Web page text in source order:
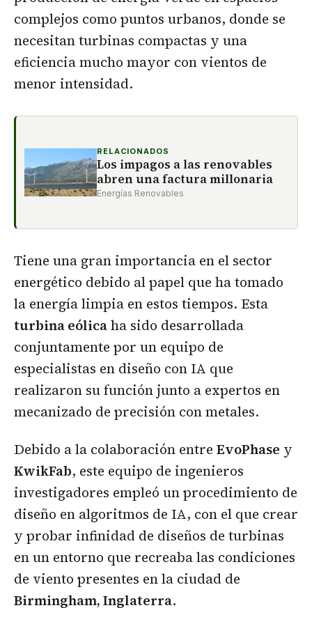
complejos como puntos urbanos, donde se
necesitan turbinas compactas y una
eficiencia mucho mayor con vientos de
menor intensidad.
RELACIONADOS
Los impagos a las renovables
abren una factura millonaria
Energías Renovables
Tiene una gran importancia en el sector
energético debido al papel que ha tomado
la energía limpia en estos tiempos. Esta
turbina eólicaha sido desarrollada
conjuntamente por un equipo de
especialistas en diseño con IA que
realizaron su función junto a expertos en
mecanizado de precisión con metales.
Debido a la colaboración entre EvoPhase y
KwikFab, este equipo de ingenieros
investigadores empleó un procedimiento de
diseño en algoritmos de IA, con el que crear
y probar infinidad de diseños de turbinas
en un entorno que recreaba las condiciones
de viento presentes en la ciudad de
Birmingham, Inglaterra.